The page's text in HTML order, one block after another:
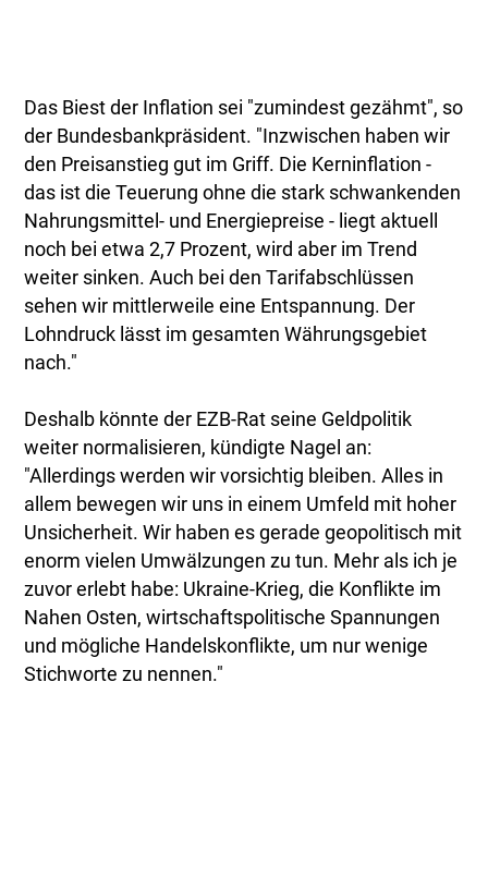
Das Biest der Inflation sei "zumindest gezähmt", so
der Bundesbankpräsident. "Inzwischen haben wir
den Preisanstieg gut im Griff. Die Kerninflation -
das ist die Teuerung ohne die stark schwankenden
Nahrungsmittel- und Energiepreise - liegt aktuell
noch bei etwa 2,7 Prozent, wird aber im Trend
weiter sinken. Auch bei den Tarifabschlüssen
sehen wir mittlerweile eine Entspannung. Der
Lohndruck lässt im gesamten Währungsgebiet
nach."
Deshalb könnte der EZB-Rat seine Geldpolitik
weiter normalisieren, kündigte Nagel an:
"Allerdings werden wir vorsichtig bleiben. Alles in
allem bewegen wir uns in einem Umfeld mit hoher
Unsicherheit. Wir haben es gerade geopolitisch mit
enorm vielen Umwälzungen zu tun. Mehr als ich je
zuvor erlebt habe: Ukraine-Krieg, die Konflikte im
Nahen Osten, wirtschaftspolitische Spannungen
und mögliche Handelskonflikte, um nur wenige
Stichworte zu nennen."